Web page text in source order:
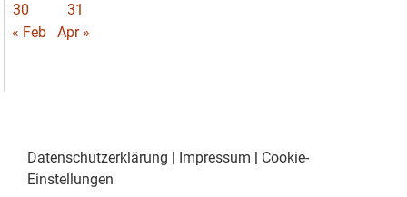
30
31
« Feb
Apr »
Datenschutzerklärung | Impressum | Cookie-
Einstellungen